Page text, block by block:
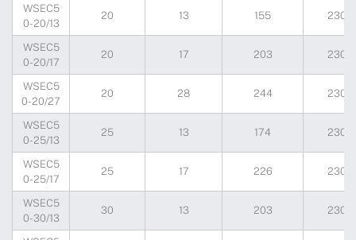
WSEC5
0-20/13
20 13 155 230
WSEC5
0-20/17
20 17 203 230
WSEC5
0-20/27
20 28 244 230
WSEC5
0-25/13
25 13 174 230
WSEC5
0-25/17
25 17 226 230
WSEC5
0-30/13
30 13 203 230